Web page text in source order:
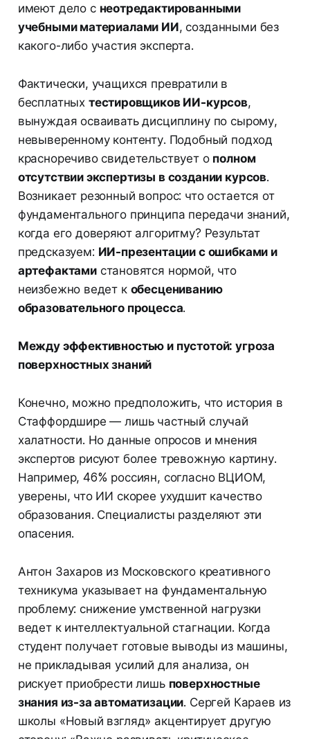
имеют дело с неотредактированными
учебными материалами ИИ, созданными без
какого-либо участия эксперта.
Фактически, учащихся превратили в
бесплатных тестировщиков ИИ-курсов,
вынуждая осваивать дисциплину по сырому,
невыверенному контенту. Подобный подход
красноречиво свидетельствует о полном
отсутствии экспертизы в создании курсов.
Возникает резонный вопрос: что остается от
фундаментального принципа передачи знаний,
когда его доверяют алгоритму? Результат
предсказуем: ИИ-презентации с ошибками и
артефактамистановятся нормой, что
неизбежно ведет к обесцениванию
образовательного процесса.
Между эффективностью и пустотой: угроза
поверхностных знаний
Конечно, можно предположить, что история в
Стаффордшире — лишь частный случай
халатности. Но данные опросов и мнения
экспертов рисуют более тревожную картину.
Например, 46% россиян, согласно ВЦИОМ,
уверены, что ИИ скорее ухудшит качество
образования. Специалисты разделяют эти
опасения.
Антон Захаров из Московского креативного
техникума указывает на фундаментальную
проблему: снижение умственной нагрузки
ведет к интеллектуальной стагнации. Когда
студент получает готовые выводы из машины,
не прикладывая усилий для анализа, он
рискует приобрести лишь поверхностные
знания из-за автоматизации. Сергей Караев из
школы «Новый взгляд» акцентирует другую